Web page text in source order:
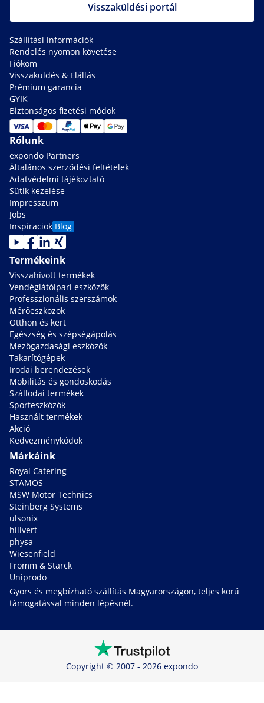
Visszaküldési portál
Szállítási információk
Rendelés nyomon követése
Fiókom
Visszaküldés & Elállás
Prémium garancia
GYIK
Biztonságos fizetési módok
Rólunk
expondo Partners
Általános szerződési feltételek
Adatvédelmi tájékoztató
Sütik kezelése
Impresszum
Jobs
Inspiraciok Blog
Termékeink
Visszahívott termékek
Vendéglátóipari eszközök
Professzionális szerszámok
Mérőeszközök
Otthon és kert
Egészség és szépségápolás
Mezőgazdasági eszközök
Takarítógépek
Irodai berendezések
Mobilitás és gondoskodás
Szállodai termékek
Sporteszközök
Használt termékek
Akció
Kedvezménykódok
Márkáink
Royal Catering
STAMOS
MSW Motor Technics
Steinberg Systems
ulsonix
hillvert
physa
Wiesenfield
Fromm & Starck
Uniprodo
Gyors és megbízható szállítás Magyarországon, teljes körű
támogatással minden lépésnél.
Copyright © 2007 - 2026 expondo